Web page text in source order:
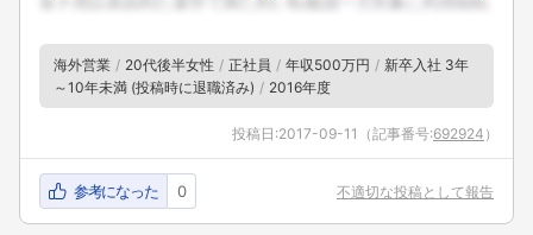
海外営業 20代後半女性 正社員 年収500万円
新卒入社 3年
～10年未満 (投稿時に退職済み)
2016年度
投稿日:2017-09-11 （記事番号:692924 ）
参考になった 0 不適切な投稿として報告